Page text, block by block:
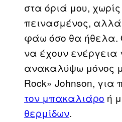
στα όριά μου,
πεινασμένος, αλλά
φάω όσο θα ήθελα.
να έχουν ενέργεια
ανακαλύψω μόνος
Rock» Johnson, για
τον μπακαλιάρο ή
θερμίδων.